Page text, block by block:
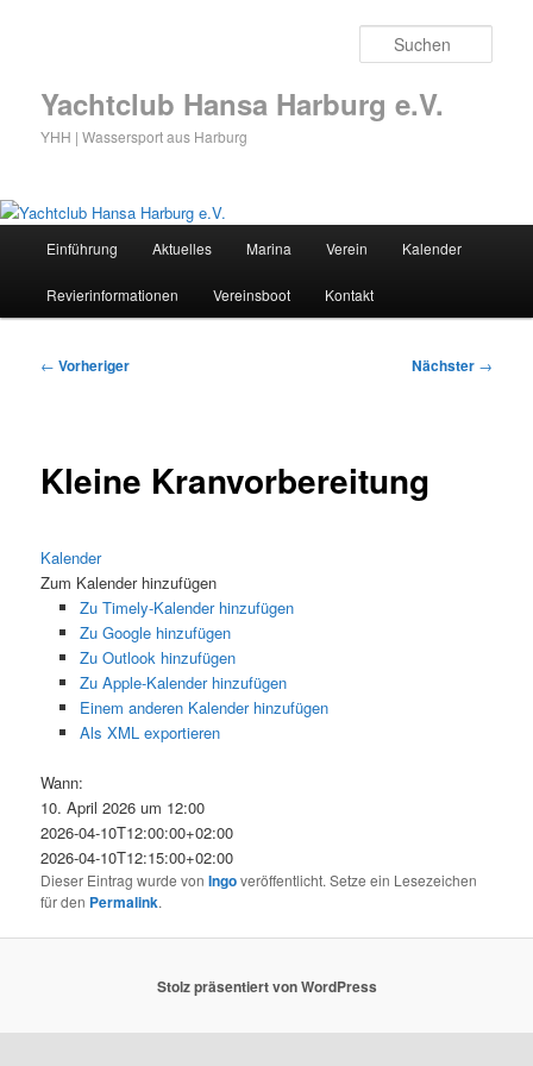
Yachtclub Hansa Harburg e.V.
YHH | Wassersport aus Harburg
Einführung Aktuelles Marina Verein Kalender
Revierinformationen Vereinsboot Kontakt
Beitragsnavigation
← Vorheriger Nächster →
Kleine Kranvorbereitung
Kalender
Zum Kalender hinzufügen
Zu Timely-Kalender hinzufügen
Zu Google hinzufügen
Zu Outlook hinzufügen
Zu Apple-Kalender hinzufügen
Einem anderen Kalender hinzufügen
Als XML exportieren
Wann:
10. April 2026 um 12:00
2026-04-10T12:00:00+02:00
2026-04-10T12:15:00+02:00
Dieser Eintrag wurde vonIngoveröffentlicht. Setze ein Lesezeichen
für den Permalink.
Stolz präsentiert von WordPress